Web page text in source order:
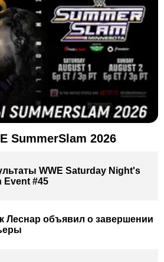
SummerSlam 2026
WWE Saturday Night's
Event #45
Леснар объявил о завершении